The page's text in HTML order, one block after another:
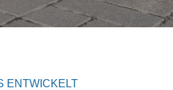
ENTWICKELT